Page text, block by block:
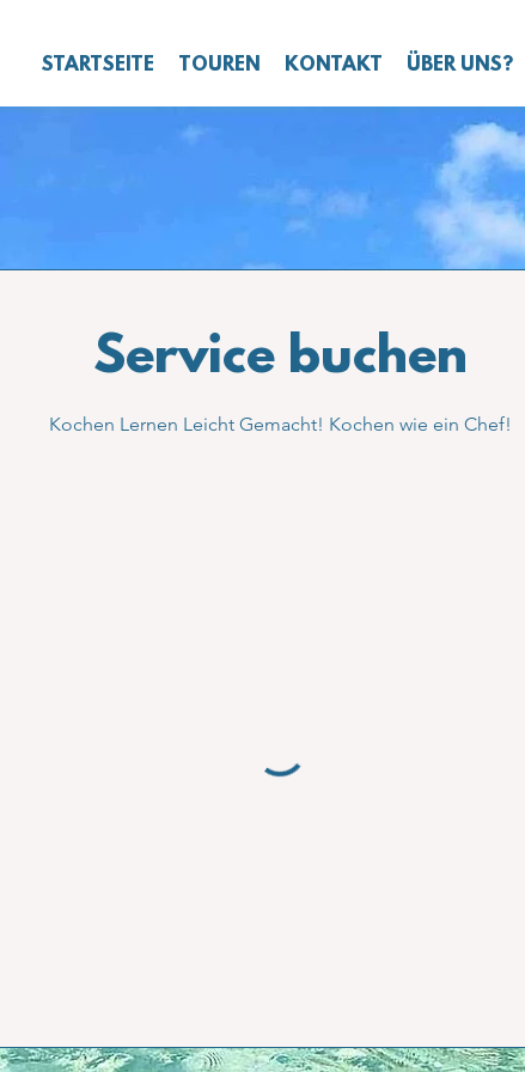
STARTSEITE TOUREN KONTAKT ÜBER UNS?
Service buchen
Kochen Lernen Leicht Gemacht! Kochen wie ein Chef!